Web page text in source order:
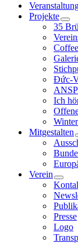
Projekte
35
Đức-
Ich
Mitgestalten
Verein
Presse
Logo